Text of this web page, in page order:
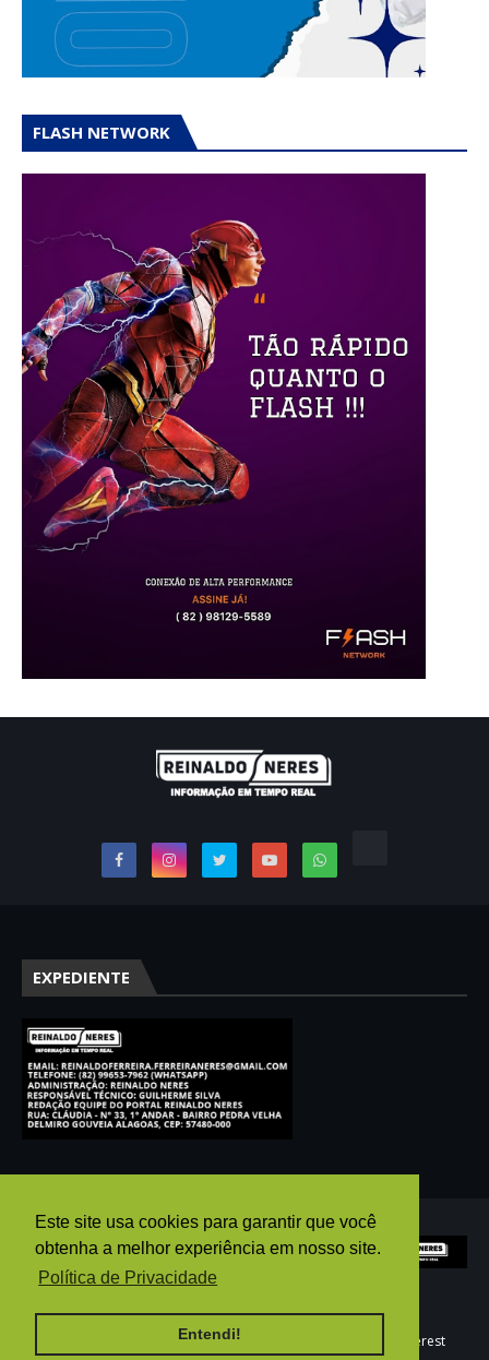
Este site usa cookies para garantir que você
obtenha a melhor experiência em nosso site.
Política de Privacidade
Entendi!
FLASH NETWORK
EXPEDIENTE
AGÊNCIA PUBGO E-MAIL pinterest